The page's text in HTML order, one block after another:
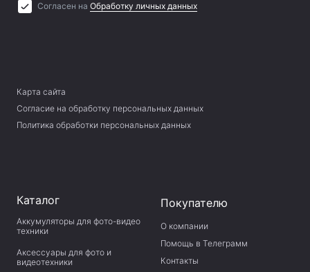
Согласен на Обработку личных данных
Карта сайта
Согласие на обработку персональных данных
Политика обработки персональных данных
Каталог
Аккумуляторы для фото-видео
техники
Аксессуары для фото и
видеотехники
Покупателю
О компании
Помощь в Телеграмм
Контакты